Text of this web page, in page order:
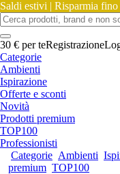
Saldi estivi | Risparmia
30 € per teRegistrazione
Categorie
Ambienti
Ispirazione
Offerte e sconti
Novità
Prodotti premium
TOP100
Professionisti
Categorie Ambienti
premium TOP100